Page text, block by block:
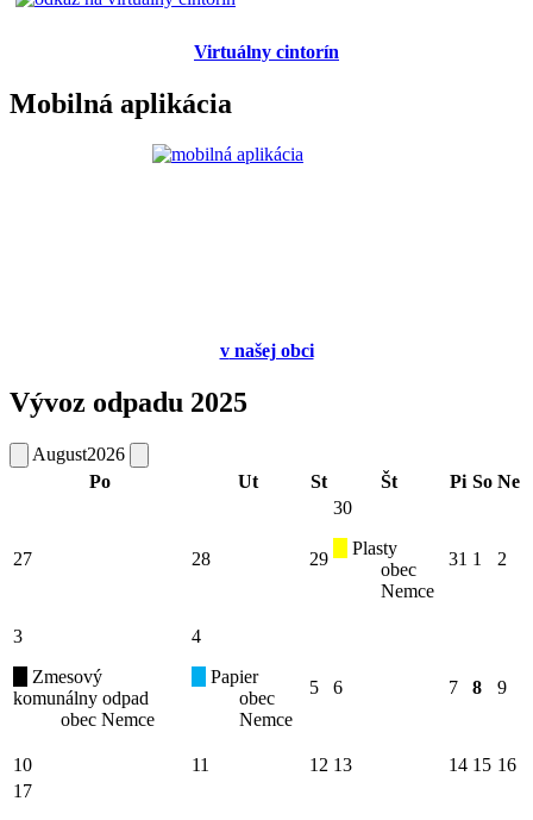
Virtuálny cintorín
Mobilná aplikácia
vnašej obci
Vývoz odpadu 2025
August2026
Po
Ut St Št Pi So Ne
27 28 29
30
Plasty
obec
Nemce
31 1 2
3
Zmesový
komunálny odpad
obec Nemce
4
Papier
obec
Nemce
5 6 7 8 9
10 11 12 13 14 15 16
17